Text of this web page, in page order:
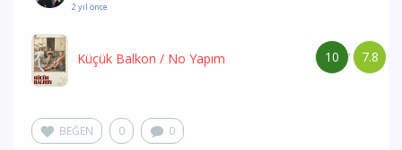
2 yıl önce
7.8
/
10
Küçük Balkon / No Yapım
BEĞEN 0 0